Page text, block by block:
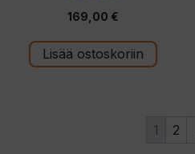
5:stä
169,00 €
Lisää ostoskoriin
1 2